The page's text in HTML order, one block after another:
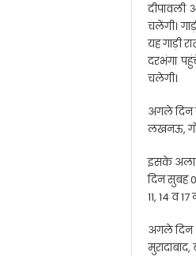
दीपावली
चलेंगी।
यह गाड़ी
दरभंगा
चलेगी।
अगले दिन
लखनऊ,
इसके
दिन सुबह
11, 14 व
अगले दिन